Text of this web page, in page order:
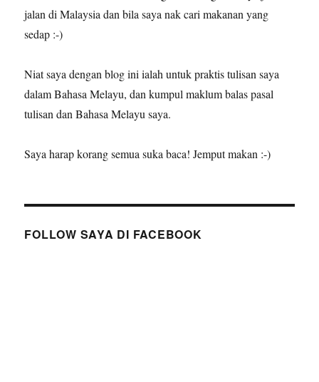
jalan di Malaysia dan bila saya nak cari makanan yang
sedap :-)
Niat saya dengan blog ini ialah untuk praktis tulisan saya
dalam Bahasa Melayu, dan kumpul maklum balas pasal
tulisan dan Bahasa Melayu saya.
Saya harap korang semua suka baca! Jemput makan :-)
FOLLOW SAYA DI FACEBOOK